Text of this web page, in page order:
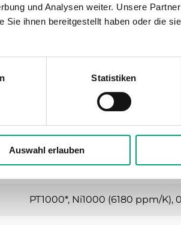
und Analysen weiter. Unsere
ihnen bereitgestellt haben oder die
Statistiken
Auswahl erlauben
IP54
120x40x112 mm
Luft, nicht brennbare und nicht
PT1000*, Ni1000 (6180 ppm/K),